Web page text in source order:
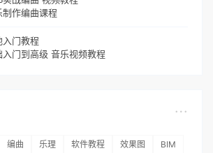
制作编曲课程
入门教程
入门到高级 音乐视频教程
编曲 乐理 软件教程 效果图 BIM